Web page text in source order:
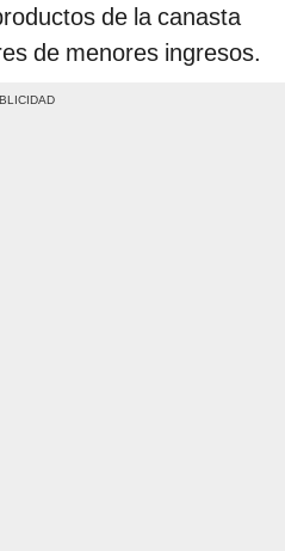
de la canasta
de menores ingresos.